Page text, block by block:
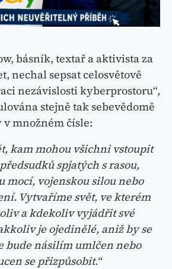
básník, textař a aktivista za
nechal sepsat celosvětově
nezávislosti kyberprostoru“,
stejně tak sebevědomě
v množném čísle:
kam mohou všichni vstoupit
spjatých s rasou,
mocí, vojenskou silou nebo
Vytvaříme svět, ve kterém
a kdekoliv vyjádřit své
je ojedinělé, aniž by se
bude násilím umlčen nebo
se přizpůsobit.“